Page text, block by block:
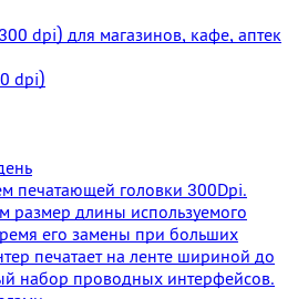
dpi)
печатающей головки 300Dpi.
размер длины используемого
его замены при больших
печатает на ленте шириной до
набор проводных интерфейсов.